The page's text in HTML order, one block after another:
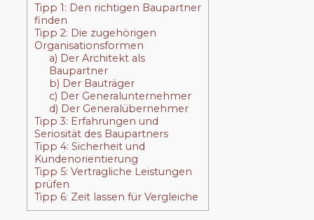
Tipp 1: Den richtigen Baupartner
finden
Tipp 2: Die zugehörigen
Organisationsformen
a) Der Architekt als
Baupartner
b) Der Bauträger
c) Der Generalunternehmer
d) Der Generalübernehmer
Tipp 3: Erfahrungen und
Seriosität des Baupartners
Tipp 4: Sicherheit und
Kundenorientierung
Tipp 5: Vertragliche Leistungen
prüfen
Tipp 6: Zeit lassen für Vergleiche